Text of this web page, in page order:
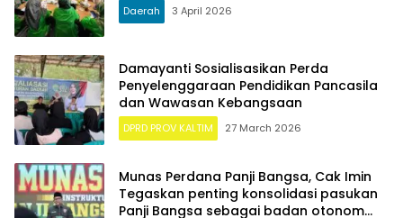
Daerah 3 April 2026
Damayanti Sosialisasikan Perda
Penyelenggaraan Pendidikan Pancasila
dan Wawasan Kebangsaan
DPRD PROV KALTIM 27 March 2026
Munas Perdana Panji Bangsa, Cak Imin
Tegaskan penting konsolidasi pasukan
Panji Bangsa sebagai badan otonom